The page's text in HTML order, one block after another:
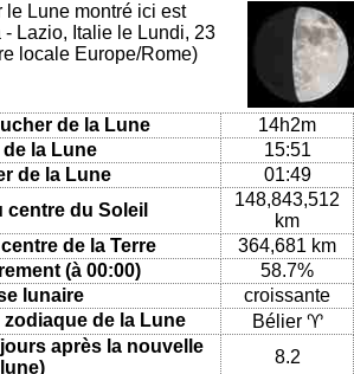
le Lune montré ici est
Lazio, Italie le Lundi, 23
locale Europe/Rome)
de la Lune
14h2m
de la Lune
15:51
de la Lune
01:49
centre du Soleil
148,843,512
km
de la Terre
364,681 km
(à 00:00)
58.7%
lunaire
croissante
de la Lune
Bélier ♈
après la nouvelle
lune)
8.2